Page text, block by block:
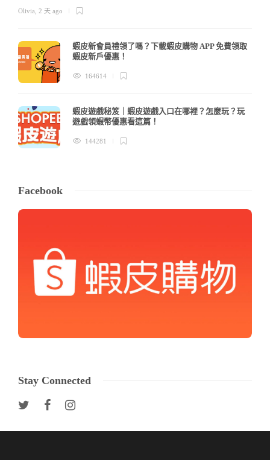
Olivia 2 天 ago
蝦皮新會員禮領了嗎？下載蝦皮購物 APP 免費領取
蝦皮新戶優惠！
164614
蝦皮遊戲秘笈｜蝦皮遊戲入口在哪裡？怎麼玩？玩
遊戲領蝦幣優惠看這篇！
144281
Facebook
Stay Connected